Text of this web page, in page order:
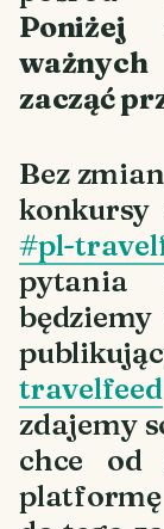
zacząć
Bez
#pl-
pytania
travelfeed
zdajemy
chce od
platformę